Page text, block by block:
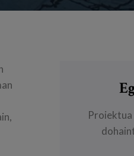
Proiektua